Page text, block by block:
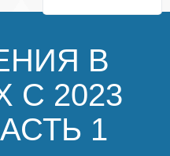
В
С 2023
1